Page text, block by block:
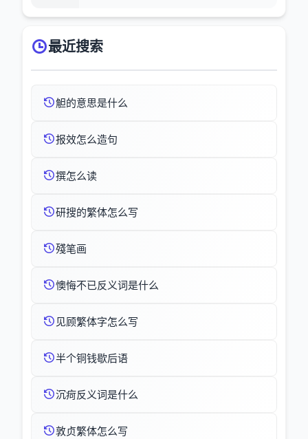
最近搜索
觛的意思是什么
报效怎么造句
撰怎么读
研搜的繁体怎么写
殘笔画
懊悔不已反义词是什么
见顾繁体字怎么写
半个铜钱歇后语
沉疴反义词是什么
敦贞繁体怎么写